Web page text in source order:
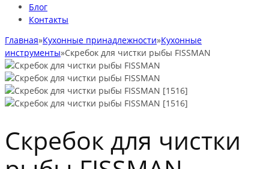
Блог
Контакты
Главная»Кухонные принадлежности»Кухонные
инструменты»Скребок для чистки рыбы FISSMAN
Скребок для чистки